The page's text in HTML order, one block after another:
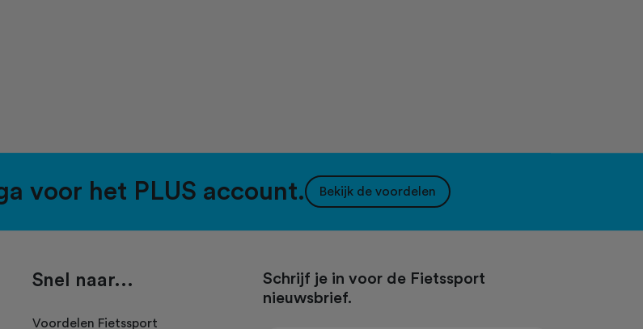
voor het PLUS account. Bekijk de voordelen
Snel naar...
Voordelen Fietssport
Schrijf je in voor de Fietssport
nieuwsbrief.